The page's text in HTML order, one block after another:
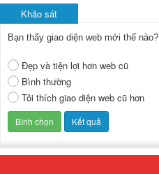
Khảo sát
Bạn thấy giao diện web mới thế nào?
Đẹp và tiện lợi hơn web cũ
Bình thường
Tôi thích giao diện web cũ hơn